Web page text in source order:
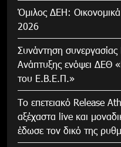
Όμιλος ΔΕΗ:
2026
Συνάντηση
Ανάπτυξης ενόψει ΔΕΘ
του Ε.Β.Ε.Π.»
Το επετειακό Release
αξέχαστα live και
έδωσε τον δικό της